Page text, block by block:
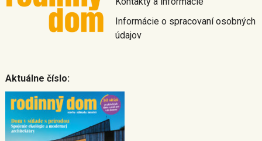
Informácie o spracovaní osobných
údajov
Aktuálne číslo: